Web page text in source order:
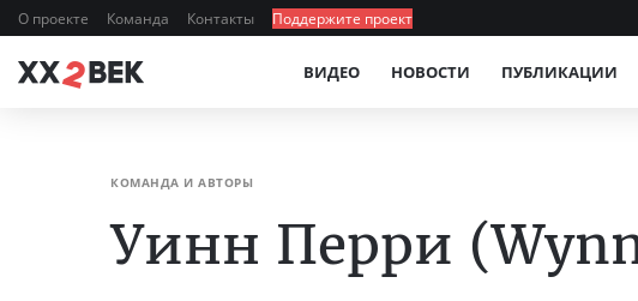
О проекте Команда Контакты Поддержите проект
ВИДЕО НОВОСТИ ПУБЛИКАЦИИ
КОМАНДА И АВТОРЫ
Уинн Перри